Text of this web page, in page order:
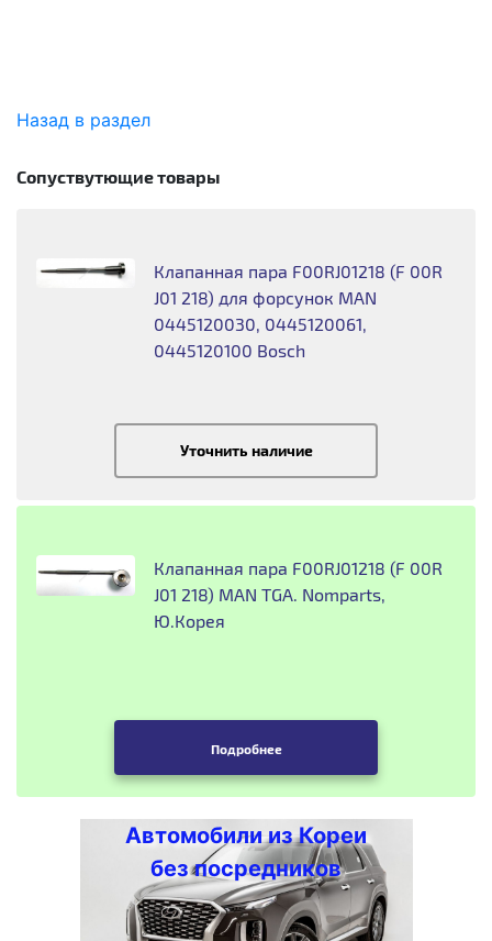
Назад в раздел
Сопуствутющие товары
Клапанная пара F00RJ01218 (F 00R
J01 218) для форсунок MAN
0445120030, 0445120061,
0445120100 Bosch
Уточнить наличие
Клапанная пара F00RJ01218 (F 00R
J01 218) MAN TGA. Nomparts,
Ю.Корея
Подробнее
Автомобили из Кореи
без посредников